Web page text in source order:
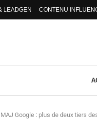
LEADGEN CONTENU
MAJ Google : plus de deux tiers